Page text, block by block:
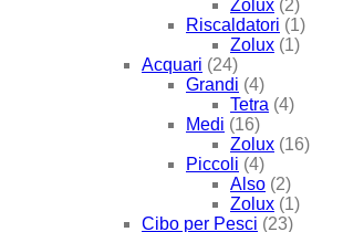
Zolux (2)
Riscaldatori (1)
Zolux (1)
Acquari (24)
Grandi (4)
Tetra (4)
Medi (16)
Zolux (16)
Piccoli (4)
Also (2)
Zolux (1)
Cibo per Pesci (23)